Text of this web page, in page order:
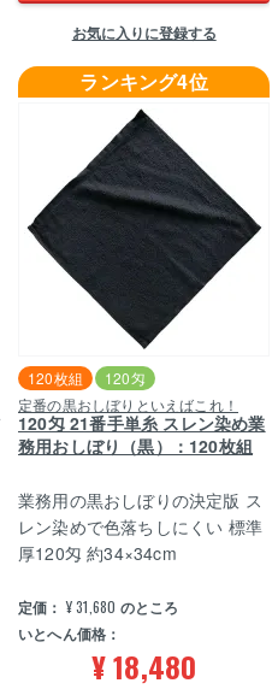
お気に入りに登録する
ランキング4位
定番の黒おしぼりといえばこれ！
120匁 21番手単糸 スレン染め業
務用おしぼり（黒）：120枚組
120枚組 120匁
定価： ¥31,680 のところ
いとへん価格：
¥18,480
業務用の黒おしぼりの決定版 ス
レン染めで色落ちしにくい 標準
厚120匁 約34×34cm